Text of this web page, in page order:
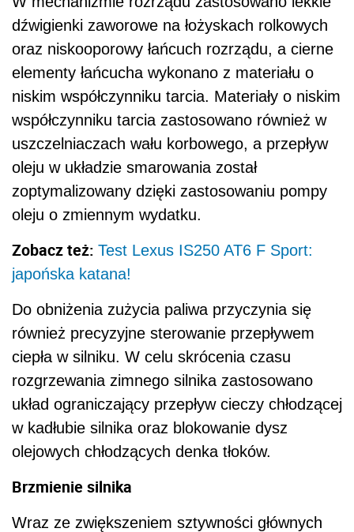
dźwigienki zaworowe na łożyskach rolkowych
oraz niskooporowy łańcuch rozrządu, a cierne
elementy łańcucha wykonano z materiału o
niskim współczynniku tarcia. Materiały o niskim
współczynniku tarcia zastosowano również w
uszczelniaczach wału korbowego, a przepływ
oleju w układzie smarowania został
zoptymalizowany dzięki zastosowaniu pompy
oleju o zmiennym wydatku.
Zobacz też: Test Lexus IS250 AT6 F Sport:
japońska katana!
Do obniżenia zużycia paliwa przyczynia się
również precyzyjne sterowanie przepływem
ciepła w silniku. W celu skrócenia czasu
rozgrzewania zimnego silnika zastosowano
układ ograniczający przepływ cieczy chłodzącej
w kadłubie silnika oraz blokowanie dysz
olejowych chłodzących denka tłoków.
Brzmienie silnika
Wraz ze zwiększeniem sztywności głównych